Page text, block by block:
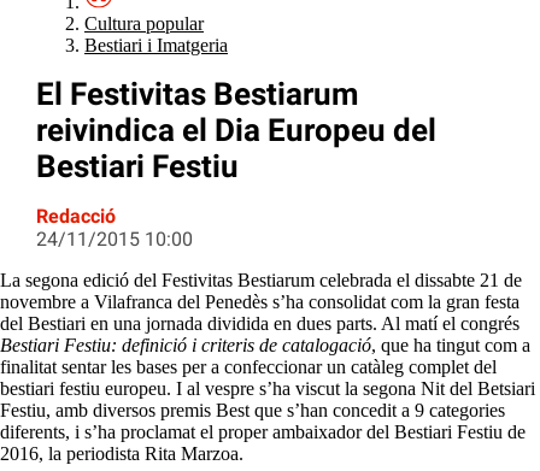
Cultura popular
Bestiari i Imatgeria
El Festivitas Bestiarum
reivindica el Dia Europeu del
Bestiari Festiu
Redacció
24/11/2015 10:00
La segona edició del Festivitas Bestiarum celebrada el dissabte 21 de
novembre a Vilafranca del Penedès s’ha consolidat com la gran festa
del Bestiari en una jornada dividida en dues parts. Al matí el congrés
Bestiari Festiu: definició i criteris de catalogació, que ha tingut com a
finalitat sentar les bases per a confeccionar un catàleg complet del
bestiari festiu europeu. I al vespre s’ha viscut la segona Nit del Betsiari
Festiu, amb diversos premis Best que s’han concedit a 9 categories
diferents, i s’ha proclamat el proper ambaixador del Bestiari Festiu de
2016, la periodista Rita Marzoa.